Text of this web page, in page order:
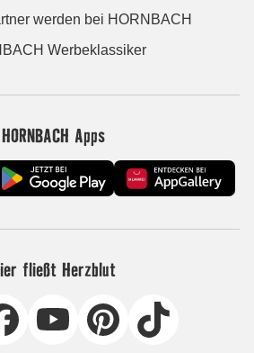
werden bei HORNBACH
Werbeklassiker
HORNBACH Apps
fließt Herzblut